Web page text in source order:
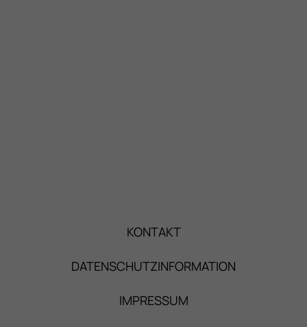
KONTAKT
DATENSCHUTZINFORMATION
IMPRESSUM